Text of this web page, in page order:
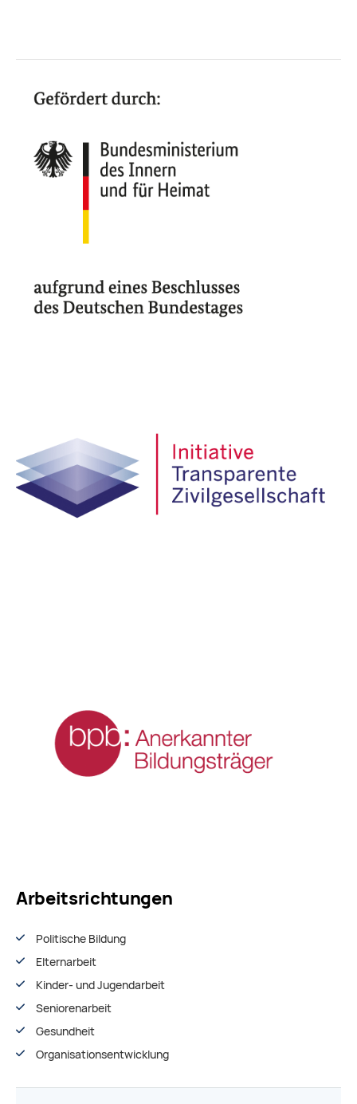
Arbeitsrichtungen
Politische Bildung
Elternarbeit
Kinder- und Jugendarbeit
Seniorenarbeit
Gesundheit
Organisationsentwiсklung